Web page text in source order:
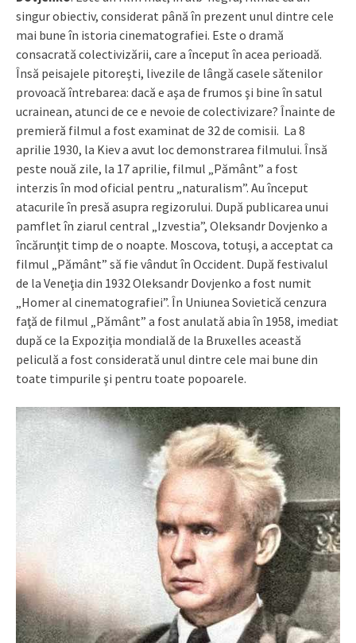
singur obiectiv, considerat până în prezent unul dintre cele
mai bune în istoria cinematografiei. Este o dramă
consacrată colectivizării, care a început în acea perioadă.
Însă peisajele pitoreşti, livezile de lângă casele sătenilor
provoacă întrebarea: dacă e aşa de frumos şi bine în satul
ucrainean, atunci de ce e nevoie de colectivizare? Înainte de
premieră filmul a fost examinat de 32 de comisii. La 8
aprilie 1930, la Kiev a avut loc demonstrarea filmului. Însă
peste nouă zile, la 17 aprilie, filmul „Pământ” a fost
interzis în mod oficial pentru „naturalism”. Au început
atacurile în presă asupra regizorului. După publicarea unui
pamflet în ziarul central „Izvestia”, Oleksandr Dovjenko a
încărunţit timp de o noapte. Moscova, totuşi, a acceptat ca
filmul „Pământ” să fie vândut în Occident. După festivalul
de la Veneţia din 1932 Oleksandr Dovjenko a fost numit
„Homer al cinematografiei”. În Uniunea Sovietică cenzura
faţă de filmul „Pământ” a fost anulată abia în 1958, imediat
după ce la Expoziţia mondială de la Bruxelles această
peliculă a fost considerată unul dintre cele mai bune din
toate timpurile şi pentru toate popoarele.